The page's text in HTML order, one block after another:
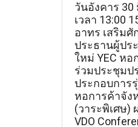
วันอังคาร 30
เวลา 13:00
อาทร เสริมศั
ประธานผู้ปร
ใหม่ YEC ห
ร่วมประชุมป
ประกอบการ
หอการค้าจัง
(วาระพิเศษ)
VDO